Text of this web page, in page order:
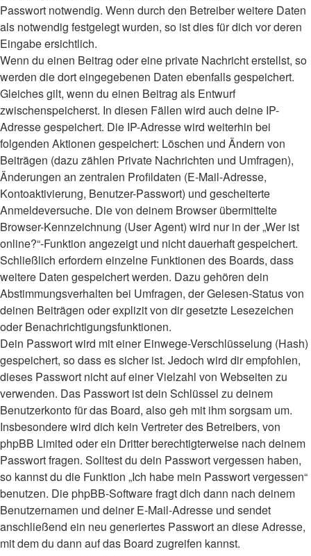
Passwort notwendig. Wenn durch den Betreiber weitere Daten
als notwendig festgelegt wurden, so ist dies für dich vor deren
Eingabe ersichtlich.
Wenn du einen Beitrag oder eine private Nachricht erstellst, so
werden die dort eingegebenen Daten ebenfalls gespeichert.
Gleiches gilt, wenn du einen Beitrag als Entwurf
zwischenspeicherst. In diesen Fällen wird auch deine IP-
Adresse gespeichert. Die IP-Adresse wird weiterhin bei
folgenden Aktionen gespeichert: Löschen und Ändern von
Beiträgen (dazu zählen Private Nachrichten und Umfragen),
Änderungen an zentralen Profildaten (E-Mail-Adresse,
Kontoaktivierung, Benutzer-Passwort) und gescheiterte
Anmeldeversuche. Die von deinem Browser übermittelte
Browser-Kennzeichnung (User Agent) wird nur in der „Wer ist
online?“-Funktion angezeigt und nicht dauerhaft gespeichert.
Schließlich erfordern einzelne Funktionen des Boards, dass
weitere Daten gespeichert werden. Dazu gehören dein
Abstimmungsverhalten bei Umfragen, der Gelesen-Status von
deinen Beiträgen oder explizit von dir gesetzte Lesezeichen
oder Benachrichtigungsfunktionen.
Dein Passwort wird mit einer Einwege-Verschlüsselung (Hash)
gespeichert, so dass es sicher ist. Jedoch wird dir empfohlen,
dieses Passwort nicht auf einer Vielzahl von Webseiten zu
verwenden. Das Passwort ist dein Schlüssel zu deinem
Benutzerkonto für das Board, also geh mit ihm sorgsam um.
Insbesondere wird dich kein Vertreter des Betreibers, von
phpBB Limited oder ein Dritter berechtigterweise nach deinem
Passwort fragen. Solltest du dein Passwort vergessen haben,
so kannst du die Funktion „Ich habe mein Passwort vergessen“
benutzen. Die phpBB-Software fragt dich dann nach deinem
Benutzernamen und deiner E-Mail-Adresse und sendet
anschließend ein neu generiertes Passwort an diese Adresse,
mit dem du dann auf das Board zugreifen kannst.